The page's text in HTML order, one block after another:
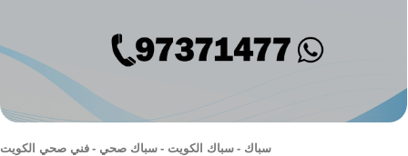
سباك- سباك الكويت- سباك صحي- فني صحي الكويت